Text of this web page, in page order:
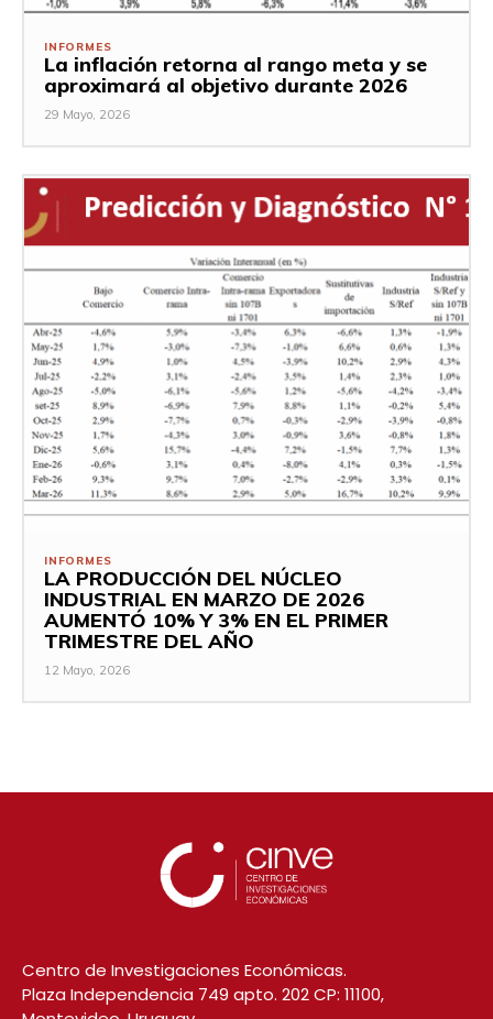
INFORMES
La inflación retorna al rango meta y se
aproximará al objetivo durante 2026
29 Mayo, 2026
INFORMES
LA PRODUCCIÓN DEL NÚCLEO
INDUSTRIAL EN MARZO DE 2026
AUMENTÓ 10% Y 3% EN EL PRIMER
TRIMESTRE DEL AÑO
12 Mayo, 2026
Centro de Investigaciones Económicas.
Plaza Independencia 749 apto. 202 CP: 11100,